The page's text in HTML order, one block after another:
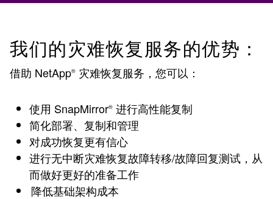
我们的灾难恢复服务的优势：
借助 NetApp® 灾难恢复服务，您可以：
使用 SnapMirror® 进行高性能复制
简化部署、复制和管理
对成功恢复更有信心
进行无中断灾难恢复故障转移/故障回复测试，从
而做好更好的准备工作
降低基础架构成本